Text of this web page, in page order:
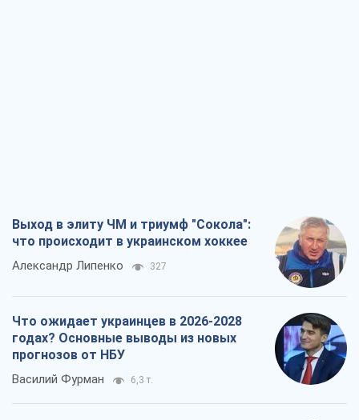
Выход в элиту ЧМ и триумф "Сокола":
что происходит в украинском хоккее
Александр Липенко 327
Что ожидает украинцев в 2026-2028
годах? Основные выводы из новых
прогнозов от НБУ
Василий Фурман 6,3 т.